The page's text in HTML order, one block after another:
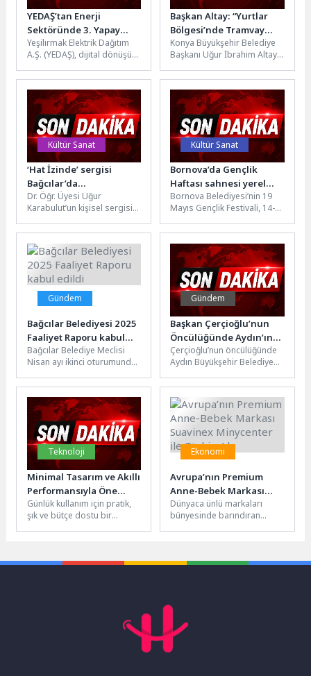
YEDAŞ’tan Enerji
Sektöründe 3. Yapay
Zekâ Zirvesi
Yeşilırmak Elektrik Dağıtım
A.Ş. (YEDAŞ), dijital dönüşüm
üçüncüsünü düzenlediği
“Enerji Sektöründe...
Başkan Altay: “Yurtlar
Bölgesi’nde Tramvay
Hattımızı Yukarı
Alacağımız Köprü
Çalışmamız Kesintisiz Bir
Konya Büyükşehir Belediye
Başkanı Uğur İbrahim Altay,
Bakanlığı ile Konya
Büyükşehir Belediyesi...
Kültür Sanat
‘Hat İzinde’ sergisi
Bağcılar’da
sanatseverlerle buluştu
Dr. Öğr. Üyesi Uğur
Karabulut’un kişisel sergisi
ve Aile Kültür Sanat...
Kültür Sanat
Bornova’da Gençlik
Haftası sahnesi yerel
sanatçılara emanet
Bornova Belediyesi’nin 19
Mayıs Gençlik Festivali, 14-
Küçükpark Meydanı’nda
gerçekleştirilecek. Festivalde
Bornova...
Gündem
Bağcılar Belediyesi 2025
Faaliyet Raporu kabul
edildi
Bağcılar Belediye Meclisi
Nisan ayı ikinci oturumunda
Raporu kabul edildi.
Toplantıda...
Gündem
Başkan Çerçioğlu’nun
Öncülüğünde Aydın’ın
Dört Bir Yanında Ulaşım
Yatırımları Sürüyor
Çerçioğlu’nun öncülüğünde
Aydın Büyükşehir Belediyesi
zamanlı olarak sürdürülen
yol yapım ve...
Teknoloji
Minimal Tasarım ve Akıllı
Performansıyla Öne
Çıkan Acer Aspire Lite,
Günlük Temponun Yeni
Eşlikçisi
Günlük kullanım için pratik,
şık ve bütçe dostu bir
Ekonomi
Avrupa’nın Premium
Anne-Bebek Markası
Suavinex Minycenter ile
Türkiye’de
Dünyaca ünlü markaları
bünyesinde barındıran